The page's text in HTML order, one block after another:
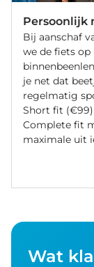
Persoonlijk
Bij aanschaf
we de fiets op
je net dat
regelmatig
Short fit (€99)
Complete fit
maximale uit
Wat